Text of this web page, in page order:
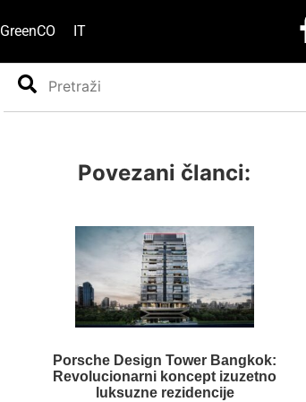
GreenCO IT
Search
Povezani članci:
Porsche Design Tower Bangkok:
Revolucionarni koncept izuzetno
luksuzne rezidencije